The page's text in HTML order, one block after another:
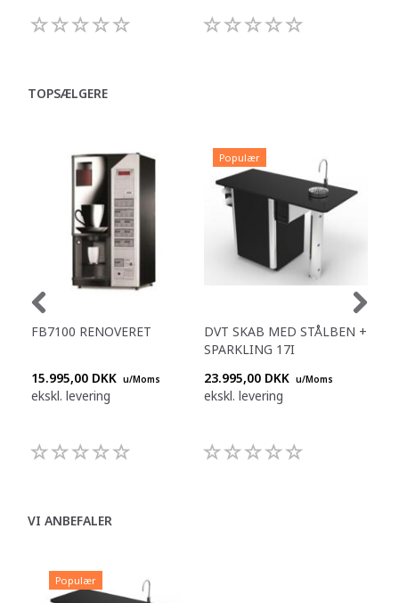
TOPSÆLGERE
FB7100 RENOVERET
15.995,00 DKK u/Moms
ekskl. levering
Populær
DVT SKAB MED STÅLBEN +
SPARKLING 17I
23.995,00 DKK u/Moms
ekskl. levering
VI ANBEFALER
Populær